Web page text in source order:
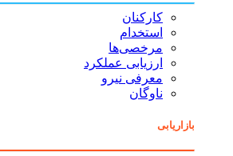
کارکنان
استخدام
مرخصی‌ها
ارزیابی عملکرد
معرفی نیرو
ناوگان
بازاریابی